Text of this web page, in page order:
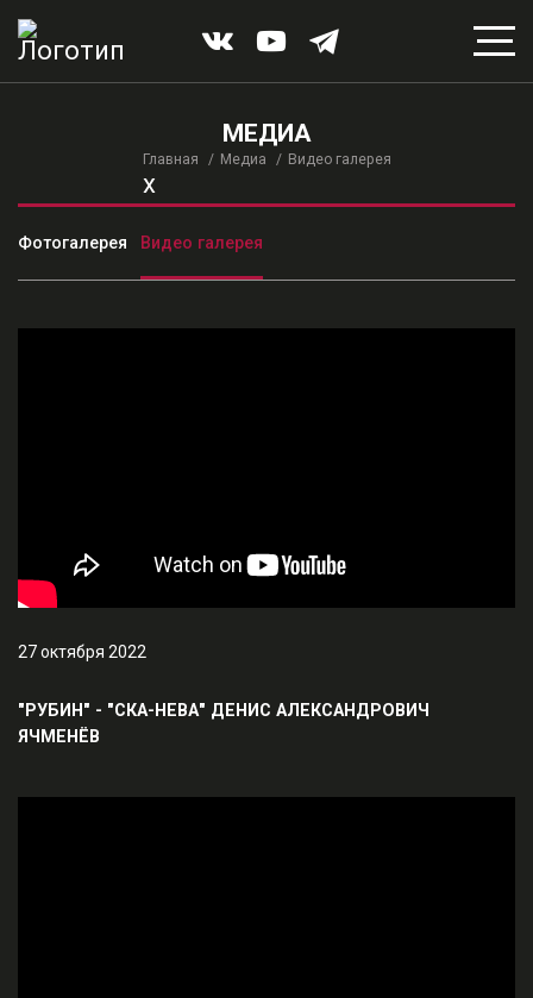
МЕДИА
Главная Медиа Видео галерея
x
Фотогалерея Видео галерея
27 октября 2022
"РУБИН" - "СКА-НЕВА" ДЕНИС АЛЕКСАНДРОВИЧ
ЯЧМЕНЁВ